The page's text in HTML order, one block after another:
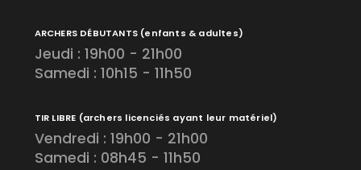
ARCHERS DÉBUTANTS (enfants & adultes)
Jeudi : 19h00 - 21h00
Samedi : 10h15 - 11h50
TIR LIBRE (archers licenciés ayant leur matériel)
Vendredi : 19h00 - 21h00
Samedi : 08h45 - 11h50